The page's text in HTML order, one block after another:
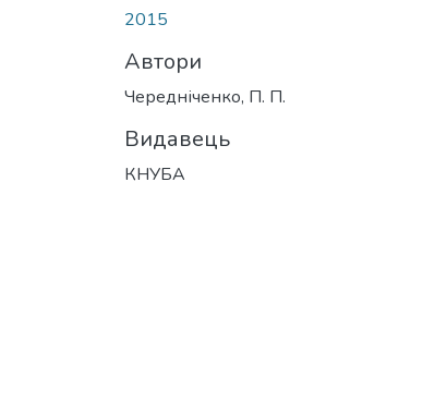
2015
Автори
Чередніченко, П. П.
Видавець
КНУБА